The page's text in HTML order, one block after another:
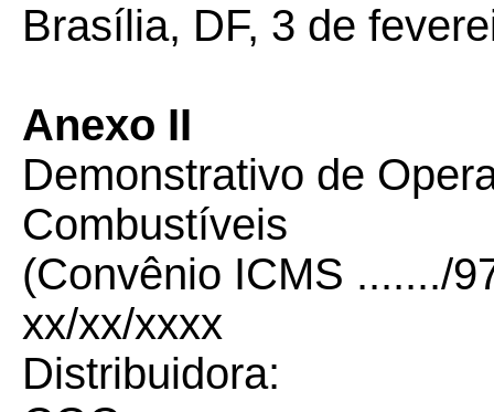
Brasília, DF, 3 de
Anexo II
Demonstrativo de
Combustíveis
(Convênio ICMS ......./
xx/xx/xxxx
Distribuidora: